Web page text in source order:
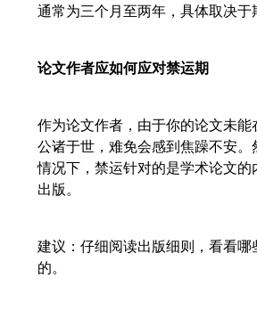
通常为三个月至两年，具体取决于
论文作者应如何应对禁运期
作为论文作者，由于你的论文未
公诸于世，难免会感到焦躁不安。
情况下，禁运针对的是学术论文
出版。
建议：仔细阅读出版细则，看看哪
的。